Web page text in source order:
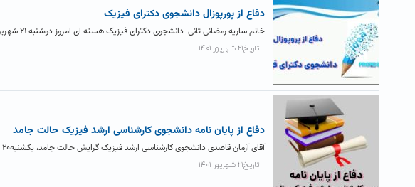
دفاع از پورپوزال دانشجوی دکترای فیزیک
خانم ساریه رمضانی ثانی دانشجوی دکترای فیزیک هسته ای امروز دوشنبه ۲۱ شهریور ماه ۱۴۰۱ موفق شدند از پورپوزال خود...
تاریخ۲۱ شهریور ۱۴۰۱
دفاع از پایان نامه دانشجوی کارشناسی ارشد فیزیک حالت جامد
آقای آرمان قاصدی دانشجوی کارشناسی ارشد فیزیک گرایش حالت جامد، یکشنبه۲۰ شهریور ماه ۱۴۰۱ از پایان نامه خود با موضوع:...
تاریخ۲۱ شهریور ۱۴۰۱